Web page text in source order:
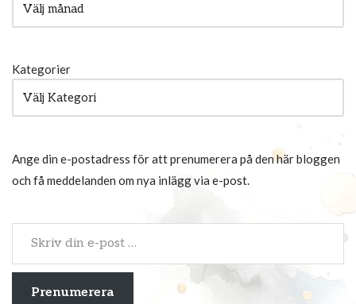
Kategorier
Ange din e-postadress för att prenumerera på den här bloggen
och få meddelanden om nya inlägg via e-post.
Prenumerera